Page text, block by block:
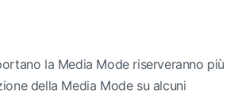
la Media Mode riserveranno più
della Media Mode su alcuni